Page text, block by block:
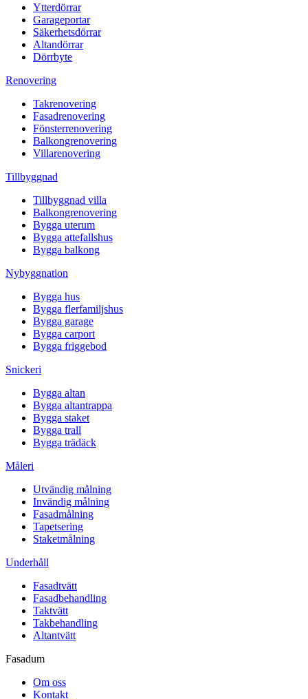
Ytterdörrar
Garageportar
Säkerhetsdörrar
Altandörrar
Dörrbyte
Renovering
Takrenovering
Fasadrenovering
Fönsterrenovering
Balkongrenovering
Villarenovering
Tillbyggnad
Tillbyggnad villa
Balkongrenovering
Bygga uterum
Bygga attefallshus
Bygga balkong
Nybyggnation
Bygga hus
Bygga flerfamiljshus
Bygga garage
Bygga carport
Bygga friggebod
Snickeri
Bygga altan
Bygga altantrappa
Bygga staket
Bygga trall
Bygga trädäck
Måleri
Utvändig målning
Invändig målning
Fasadmålning
Tapetsering
Staketmålning
Underhåll
Fasadtvätt
Fasadbehandling
Taktvätt
Takbehandling
Altantvätt
Fasadum
Om oss
Kontakt